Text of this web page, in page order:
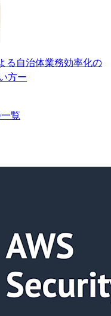
る自治体業務効率化の
方ー
覧